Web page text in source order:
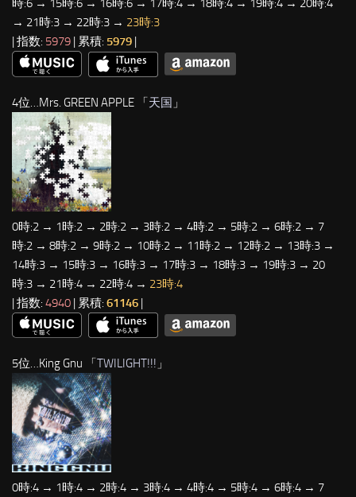
時:6 → 15時:6 → 16時:6 → 17時:4 → 18時:4 → 19時:4 → 20時:4
→ 21時:3 → 22時:3 → 23時:3
| 指数: 5979 | 累積: 5979
4位…Mrs. GREEN APPLE 「天国 」
0時:2 → 1時:2 → 2時:2 → 3時:2 → 4時:2 → 5時:2 → 6時:2 → 7
時:2 → 8時:2 → 9時:2 → 10時:2 → 11時:2 → 12時:2 → 13時:3 →
14時:3 → 15時:3 → 16時:3 → 17時:3 → 18時:3 → 19時:3 → 20
時:3 → 21時:4 → 22時:4 → 23時:4
| 指数: 4940 | 累積: 61146 |
5位…King Gnu 「TWILIGHT!!! 」
0時:4 → 1時:4 → 2時:4 → 3時:4 → 4時:4 → 5時:4 → 6時:4 → 7